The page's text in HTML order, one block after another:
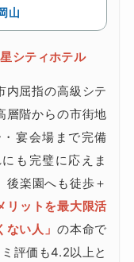
山
シティホテル
内屈指の高級シテ
層階からの市街地
宴会場まで完備
も完璧に応えま
後楽園へも徒歩＋
リットを最大限活
い人」 の本命で
評価も4.2以上と